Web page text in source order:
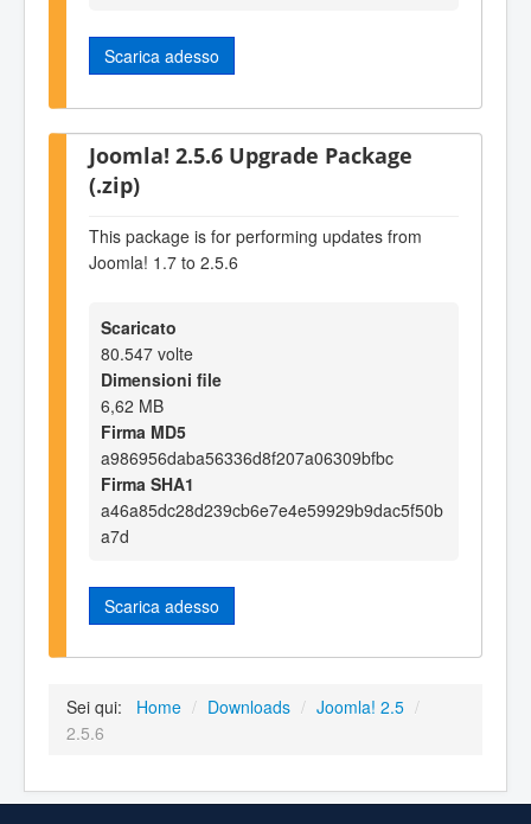
Scarica adesso
Joomla! 2.5.6 Upgrade Package
(.zip)
This package is for performing updates from
Joomla! 1.7 to 2.5.6
Scaricato
80.547 volte
Dimensioni file
6,62 MB
Firma MD5
a986956daba56336d8f207a06309bfbc
Firma SHA1
a46a85dc28d239cb6e7e4e59929b9dac5f50b
a7d
Scarica adesso
Sei qui: Home / Downloads / Joomla! 2.5 /
2.5.6